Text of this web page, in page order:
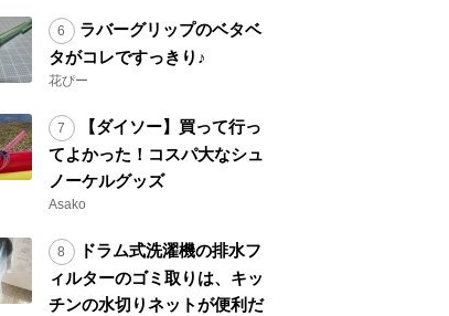
ラバーグリップのベタベ
タがコレですっきり♪
花ぴー
【ダイソー】買って行っ
てよかった！コスパ大なシュ
ノーケルグッズ
Asako
ドラム式洗濯機の排水フ
ィルターのゴミ取りは、キッ
チンの水切りネットが便利だ